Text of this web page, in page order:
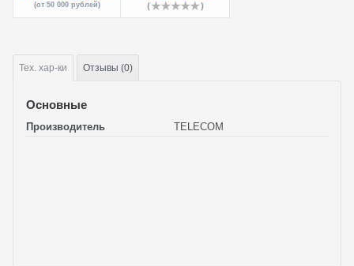
(от 50 000 рублей)
Тех. хар-ки Отзывы (0)
Основные
Производитель TELECOM